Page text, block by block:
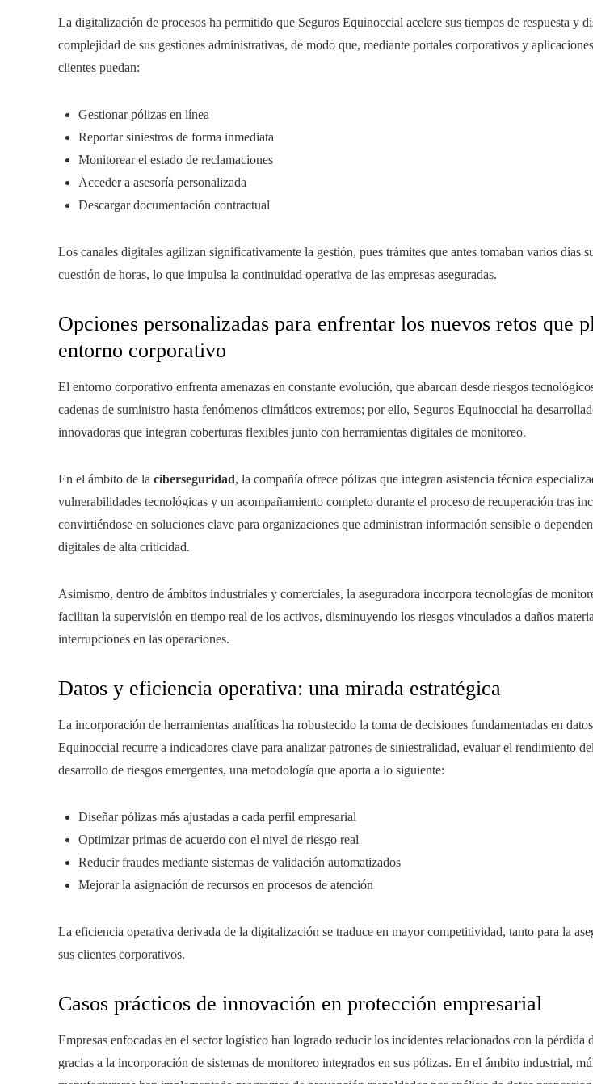
La digitalización de procesos ha permitido que Seguros Equinoccial acelere sus tiempos de respuesta y
complejidad de sus gestiones administrativas, de modo que, mediante portales corporativos y
clientes puedan:
Gestionar pólizas en línea
Reportar siniestros de forma inmediata
Monitorear el estado de reclamaciones
Acceder a asesoría personalizada
Descargar documentación contractual
Los canales digitales agilizan significativamente la gestión, pues trámites que antes tomaban varios días
cuestión de horas, lo que impulsa la continuidad operativa de las empresas aseguradas.
Opciones personalizadas para enfrentar los nuevos retos que
entorno corporativo
El entorno corporativo enfrenta amenazas en constante evolución, que abarcan desde riesgos
cadenas de suministro hasta fenómenos climáticos extremos; por ello, Seguros Equinoccial ha
innovadoras que integran coberturas flexibles junto con herramientas digitales de monitoreo.
En el ámbito de la ciberseguridad, la compañía ofrece pólizas que integran asistencia técnica
vulnerabilidades tecnológicas y un acompañamiento completo durante el proceso de recuperación tras
convirtiéndose en soluciones clave para organizaciones que administran información sensible o
digitales de alta criticidad.
Asimismo, dentro de ámbitos industriales y comerciales, la aseguradora incorpora tecnologías de
facilitan la supervisión en tiempo real de los activos, disminuyendo los riesgos vinculados a daños
interrupciones en las operaciones.
Datos y eficiencia operativa: una mirada estratégica
La incorporación de herramientas analíticas ha robustecido la toma de decisiones fundamentadas en
Equinoccial recurre a indicadores clave para analizar patrones de siniestralidad, evaluar el rendimiento
desarrollo de riesgos emergentes, una metodología que aporta a lo siguiente:
Diseñar pólizas más ajustadas a cada perfil empresarial
Optimizar primas de acuerdo con el nivel de riesgo real
Reducir fraudes mediante sistemas de validación automatizados
Mejorar la asignación de recursos en procesos de atención
La eficiencia operativa derivada de la digitalización se traduce en mayor competitividad, tanto para la
sus clientes corporativos.
Casos prácticos de innovación en protección empresarial
Empresas enfocadas en el sector logístico han logrado reducir los incidentes relacionados con la pérdida
gracias a la incorporación de sistemas de monitoreo integrados en sus pólizas. En el ámbito industrial,